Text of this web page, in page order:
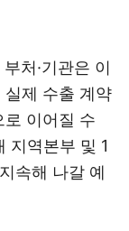
처·기관은 이
실제 수출 계약
로 이어질 수
지역본부 및 1
속해 나갈 예